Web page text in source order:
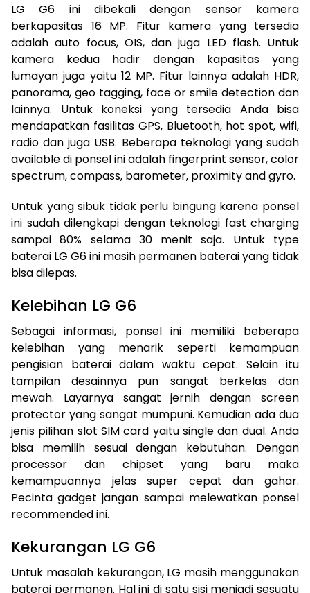
LG G6 ini dibekali dengan sensor kamera
berkapasitas 16 MP. Fitur kamera yang tersedia
adalah auto focus, OIS, dan juga LED flash. Untuk
kamera kedua hadir dengan kapasitas yang
lumayan juga yaitu 12 MP. Fitur lainnya adalah HDR,
panorama, geo tagging, face or smile detection dan
lainnya. Untuk koneksi yang tersedia Anda bisa
mendapatkan fasilitas GPS, Bluetooth, hot spot, wifi,
radio dan juga USB. Beberapa teknologi yang sudah
available di ponsel ini adalah fingerprint sensor, color
spectrum, compass, barometer, proximity and gyro.
Untuk yang sibuk tidak perlu bingung karena ponsel
ini sudah dilengkapi dengan teknologi fast charging
sampai 80% selama 30 menit saja. Untuk type
baterai LG G6 ini masih permanen baterai yang tidak
bisa dilepas.
Kelebihan LG G6
Sebagai informasi, ponsel ini memiliki beberapa
kelebihan yang menarik seperti kemampuan
pengisian baterai dalam waktu cepat. Selain itu
tampilan desainnya pun sangat berkelas dan
mewah. Layarnya sangat jernih dengan screen
protector yang sangat mumpuni. Kemudian ada dua
jenis pilihan slot SIM card yaitu single dan dual. Anda
bisa memilih sesuai dengan kebutuhan. Dengan
processor dan chipset yang baru maka
kemampuannya jelas super cepat dan gahar.
Pecinta gadget jangan sampai melewatkan ponsel
recommended ini.
Kekurangan LG G6
Untuk masalah kekurangan, LG masih menggunakan
baterai permanen. Hal ini di satu sisi menjadi sesuatu